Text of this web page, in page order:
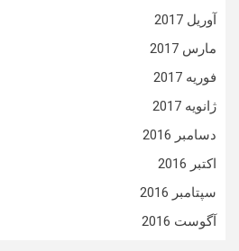
آوریل 2017
مارس 2017
فوریه 2017
ژانویه 2017
دسامبر 2016
اکتبر 2016
سپتامبر 2016
آگوست 2016